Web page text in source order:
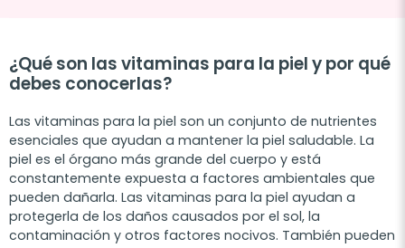
¿Qué son las vitaminas para la piel y por qué
debes conocerlas?
Las vitaminas para la piel son un conjunto de nutrientes
esenciales que ayudan a mantener la piel saludable. La
piel es el órgano más grande del cuerpo y está
constantemente expuesta a factores ambientales que
pueden dañarla. Las vitaminas para la piel ayudan a
protegerla de los daños causados por el sol, la
contaminación y otros factores nocivos. También pueden